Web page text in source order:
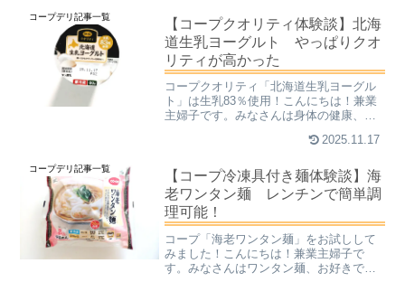
が在宅しているときのスケジ...
コープデリ記事一覧
【コープクオリティ体験談】北海
道生乳ヨーグルト やっぱりクオ
リティが高かった
コープクオリティ「北海道生乳ヨーグル
ト」は生乳83％使用！こんにちは！兼業
主婦子です。みなさんは身体の健康、気
やっと気を遣うようになりました。「調
て、それは私の気合いが足...
2025.11.17
コープデリ記事一覧
【コープ冷凍具付き麺体験談】海
老ワンタン麺 レンチンで簡単調
理可能！
コープ「海老ワンタン麺」をお試しして
みました！こんにちは！兼業主婦子で
す。みなさんはワンタン麺、お好きです